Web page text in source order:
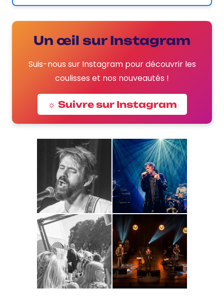
Un œil sur Instagram
Suis-nous sur Instagram pour découvrir les
coulisses et nos nouveautés !
☼ Suivre sur Instagram